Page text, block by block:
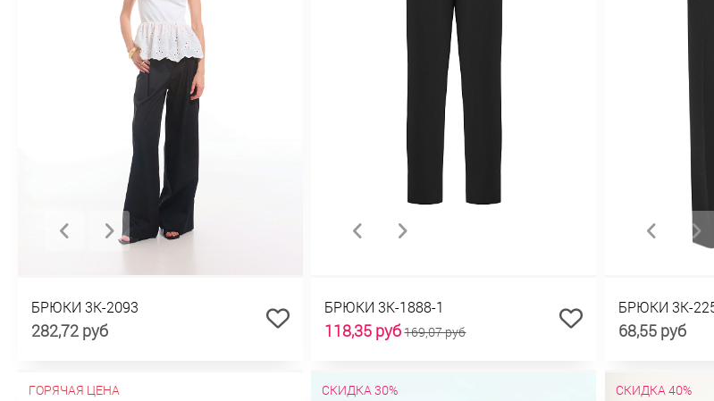
БРЮКИ 3К-2093
282,72 руб
БРЮКИ 3К-1888-1
118,35 руб169,07 руб
БРЮКИ 3К-
68,55 руб
ГОРЯЧАЯ ЦЕНА СКИДКА 30% СКИДКА 40%